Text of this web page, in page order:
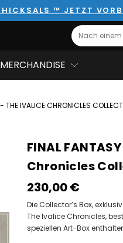
™ JETZT
Search
IVALICE CHRONICLES
FINAL
Chronicles
230,00‎ ‎€
Die Collector’s Box,
The Ivalice Chronicles,
speziellen Art-Box